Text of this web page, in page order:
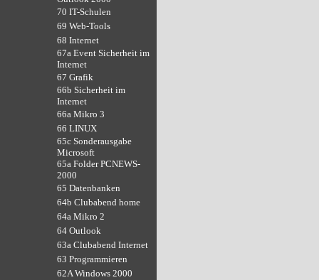
70 IT-Schulen
69 Web-Tools
68 Internet
67a Event Sicherheit im
Internet
67 Grafik
66b Sicherheit im
Internet
66a Mikro 3
66 LINUX
65c Sonderausgabe
Microsoft
65a Folder PCNEWS-
2000
65 Datenbanken
64b Clubabend home
64a Mikro 2
64 Outlook
63a Clubabend Internet
63 Programmieren
62A Windows 2000